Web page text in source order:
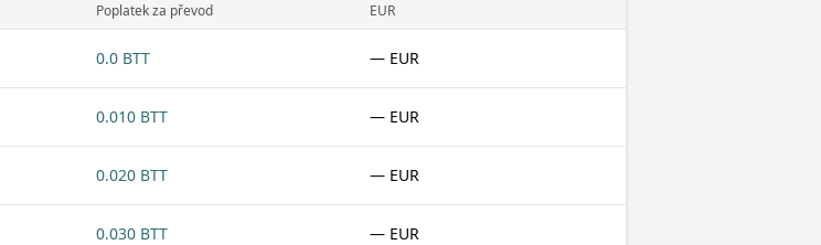
Poplatek za převod EUR
0.0 BTT — EUR
0.010 BTT — EUR
0.020 BTT — EUR
0.030 BTT — EUR